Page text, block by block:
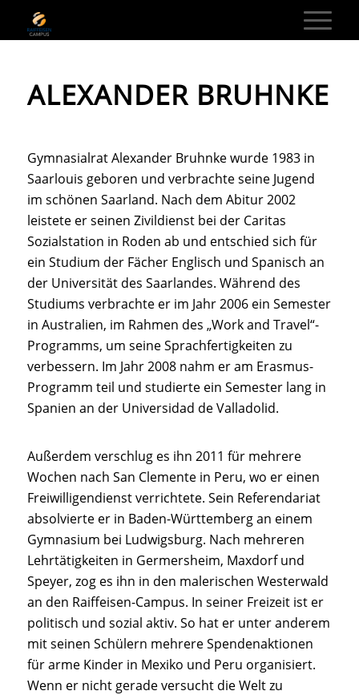
ALEXANDER BRUHNKE
Gymnasialrat Alexander Bruhnke wurde 1983 in
Saarlouis geboren und verbrachte seine Jugend
im schönen Saarland. Nach dem Abitur 2002
leistete er seinen Zivildienst bei der Caritas
Sozialstation in Roden ab und entschied sich für
ein Studium der Fächer Englisch und Spanisch an
der Universität des Saarlandes. Während des
Studiums verbrachte er im Jahr 2006 ein Semester
in Australien, im Rahmen des „Work and Travel“-
Programms, um seine Sprachfertigkeiten zu
verbessern. Im Jahr 2008 nahm er am Erasmus-
Programm teil und studierte ein Semester lang in
Spanien an der Universidad de Valladolid.
Außerdem verschlug es ihn 2011 für mehrere
Wochen nach San Clemente in Peru, wo er einen
Freiwilligendienst verrichtete. Sein Referendariat
absolvierte er in Baden-Württemberg an einem
Gymnasium bei Ludwigsburg. Nach mehreren
Lehrtätigkeiten in Germersheim, Maxdorf und
Speyer, zog es ihn in den malerischen Westerwald
an den Raiffeisen-Campus. In seiner Freizeit ist er
politisch und sozial aktiv. So hat er unter anderem
mit seinen Schülern mehrere Spendenaktionen
für arme Kinder in Mexiko und Peru organisiert.
Wenn er nicht gerade versucht die Welt zu